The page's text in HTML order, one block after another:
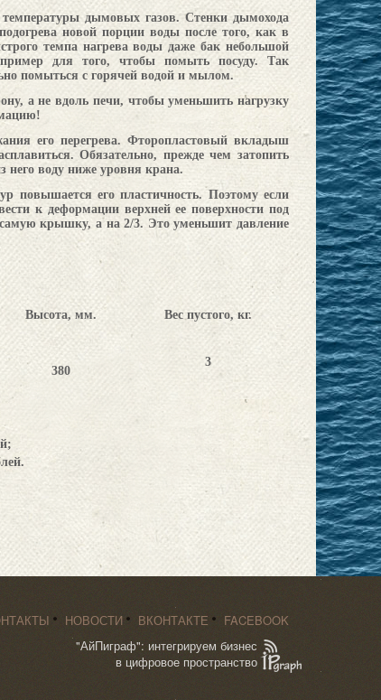
дымовых газов. Стенки дымохода
новой порции воды после того, как в
темпа нагрева воды даже бак небольшой
для того, чтобы помыть посуду. Так
помыться с горячей водой и мылом.
а не вдоль печи, чтобы уменьшить нагрузку
его перегрева. Фторопластовый вкладыш
Обязательно, прежде чем затопить
него воду ниже уровня крана.
повышается его пластичность. Поэтому если
к деформации верхней ее поверхности под
крышку, а на 2/3. Это уменьшит давление
Высота, мм. Вес пустого, кг.
380
3
НОВОСТИ ВКОНТАКТЕ
FACEBOOK
"АйПиграф": интегрируем бизнес
в цифровое пространство